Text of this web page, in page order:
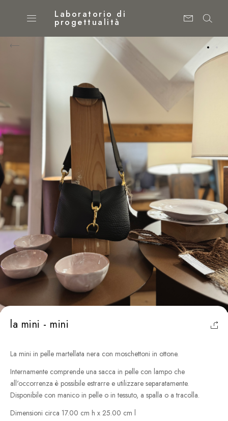
Laboratorio di
progettualità
la mini - mini
La mini in pelle martellata nera con moschettoni in ottone.
Internamente comprende una sacca in pelle con lampo che
all'occorrenza è possibile estrarre e utilizzare separatamente.
Disponibile con manico in pelle o in tessuto, a spalla o a tracolla.
Dimensioni circa 17.00 cm h x 25.00 cm l